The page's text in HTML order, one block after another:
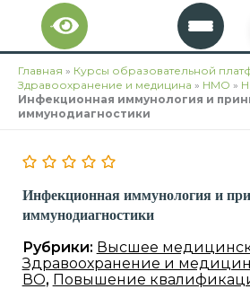
Перейти
содержимому
Главная » Курсы образовательной
Здравоохранение и медицина » НМО »
Инфекционная иммунология и
иммунодиагностики
Инфекционная иммунология и
иммунодиагностики
Рубрики: Высшее
Здравоохранение и
ВО, Повышение